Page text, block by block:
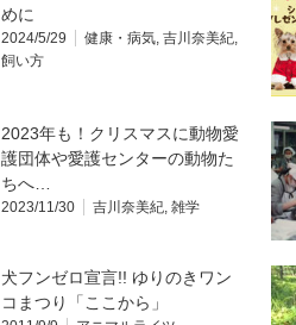
めに
2024/5/29 健康・病気 吉川奈美紀
飼い方
2023年も！クリスマスに動物愛
護団体や愛護センターの動物た
ちへ…
2023/11/30 吉川奈美紀 雑学
犬フンゼロ宣言!! ゆりのきワン
コまつり「ここから」